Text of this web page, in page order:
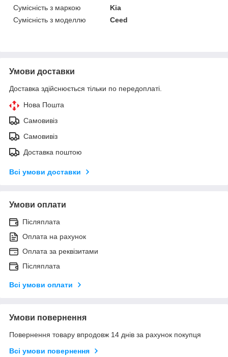
Сумісність з маркою
Kia
Сумісність з моделлю
Ceed
Умови доставки
Доставка здійснюється тільки по передоплаті.
Нова Пошта
Самовивіз
Самовивіз
Доставка поштою
Всі умови доставки
Умови оплати
Післяплата
Оплата на рахунок
Оплата за реквізитами
Післяплата
Всі умови оплати
Умови повернення
Повернення товару впродовж 14 днів за рахунок покупця
Всі умови повернення